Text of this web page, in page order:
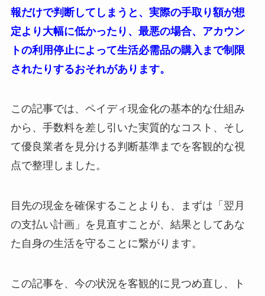
報だけで判断してしまうと、実際の手取り額が想
定より大幅に低かったり、最悪の場合、アカウン
トの利用停止によって生活必需品の購入まで制限
されたりするおそれがあります。
この記事では、ペイディ現金化の基本的な仕組み
から、手数料を差し引いた実質的なコスト、そし
て優良業者を見分ける判断基準までを客観的な視
点で整理しました。
目先の現金を確保することよりも、まずは「翌月
の支払い計画」を見直すことが、結果としてあな
た自身の生活を守ることに繋がります。
この記事を、今の状況を客観的に見つめ直し、ト